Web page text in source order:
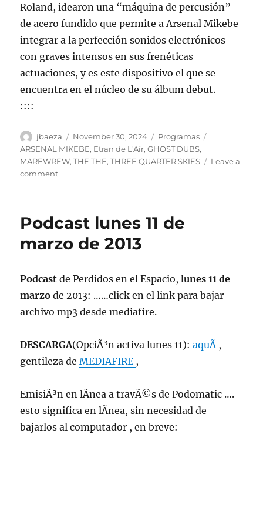
Roland, idearon una “máquina de percusión”
de acero fundido que permite a Arsenal Mikebe
integrar a la perfección sonidos electrónicos
con graves intensos en sus frenéticas
actuaciones, y es este dispositivo el que se
encuentra en el núcleo de su álbum debut.
::::
Author
jbaeza
Posted
on
November 30, 2024 Categories
Programas
ARSENAL MIKEBE, Etran de L'Aïr,GHOST DUBS,
MAREWREW,THE THE,THREE QUARTER SKIES
Leave a
commenton
de
diciembre
de
hrs
102.5fm
Radio
Chile.
Podcast lunes 11 de
marzo de 2013
Podcastde Perdidos en el Espacio,lunes 11 de
marzo de 2013: ……click en el link para bajar
archivo mp3 desde mediafire.
DESCARGA(OpciÃ³n activa lunes 11):aquÃ­ ,
gentileza deMEDIAFIRE ,
EmisiÃ³n en lÃ­nea a travÃ©s de Podomatic ….
esto significa en lÃ­nea, sin necesidad de
bajarlos al computador , en breve: